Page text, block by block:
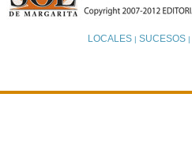
LOCALES| SUCESOS|